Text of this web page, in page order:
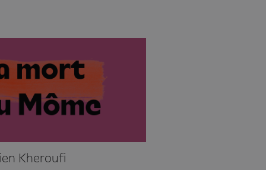
Kheroufi